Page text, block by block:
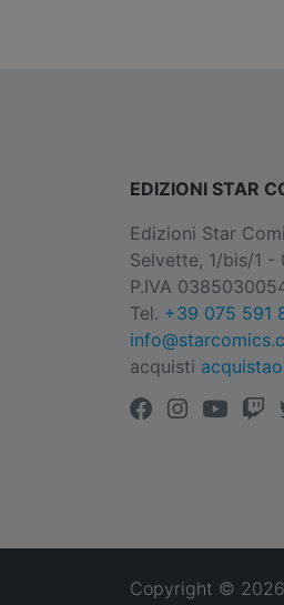
EDIZIONI STAR
Edizioni Star
Selvette, 1/bis/1 -
P.IVA
Tel. +39 075 591
acquisti
Copyright © 2026